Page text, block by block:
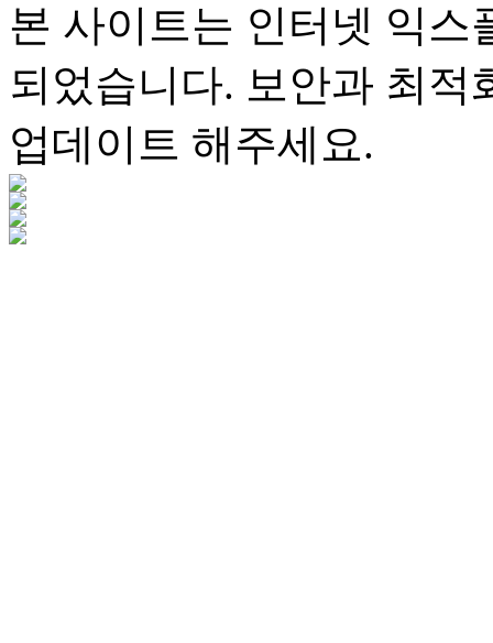
본 사이트는 인터넷 익스
되었습니다. 보안과 최
업데이트 해주세요.